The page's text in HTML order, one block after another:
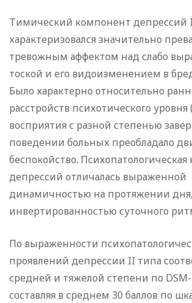
Тимический компонент депрессий
характеризовался значительно
тревожным аффектом над слабо
тоской и его видоизменением в
Было характерно относительно
расстройств психотического уровня
восприятия с разной степенью
поведении больных преобладало
беспокойство. Психопатологическая
депрессий отличалась выраженной
динамичностью на протяжении дня,
инвертированностью суточного
По выраженности
проявлений депрессии II типа
средней и тяжелой степени по
составляя в среднем 30 баллов по